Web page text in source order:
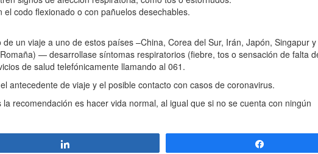
codo flexionado o con pañuelos desechables.
un viaje a uno de estos países –China, Corea del Sur, Irán, Japón, Singapur
— desarrollase síntomas respiratorios (fiebre, tos o sensación de falta
de salud telefónicamente llamando al 061.
antecedente de viaje y el posible contacto con casos de coronavirus.
recomendación es hacer vida normal, al igual que si no se cuenta con ningún